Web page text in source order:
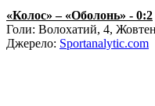
«Колос» – «Оболонь» - 0:2
Голи: Волохатий, 4,
Джерело: Sportanalytic.com